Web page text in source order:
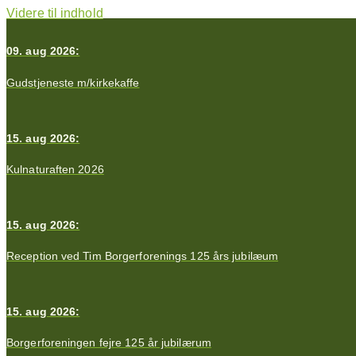
Videre til indhold
09. aug 2026:
Gudstjeneste m/kirkekaffe
15. aug 2026:
Kulnaturaften 2026
15. aug 2026:
Reception ved Tim Borgerforenings 125 års jubilæum
15. aug 2026:
Borgerforeningen fejre 125 år jubilærum